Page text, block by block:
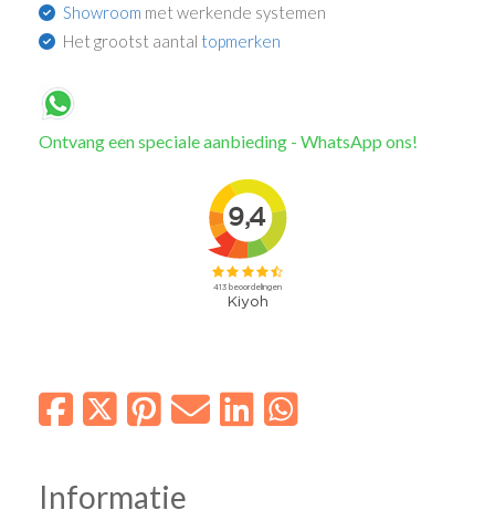
Showroom met werkende systemen
Het grootst aantal topmerken
Ontvang een speciale aanbieding - WhatsApp ons!
Informatie